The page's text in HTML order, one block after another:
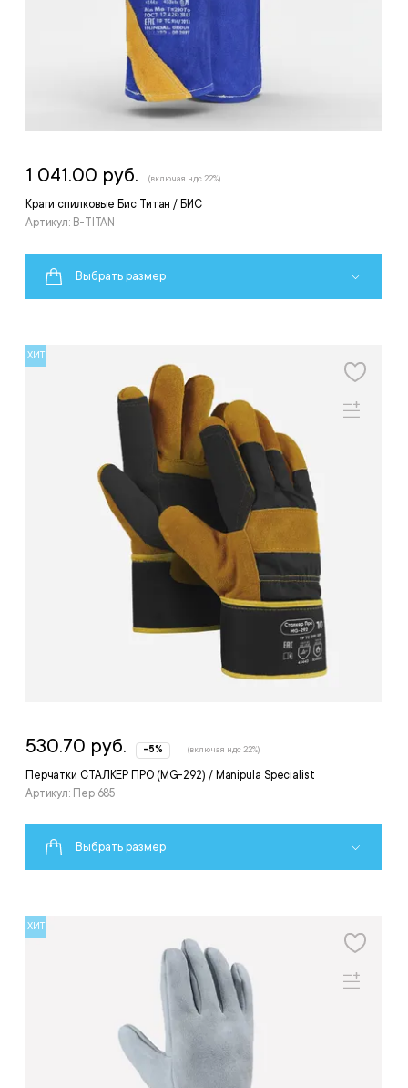
Краги спилковые Бис Титан / БИС
Артикул: B-TITAN
1 041.00 руб. (включая ндс 22%)
Выбрать размер
ХИТ
Перчатки СТАЛКЕР ПРО (MG-292) / Manipula Specialist
Артикул: Пер 685
530.70 руб. -5% (включая ндс 22%)
Выбрать размер
ХИТ